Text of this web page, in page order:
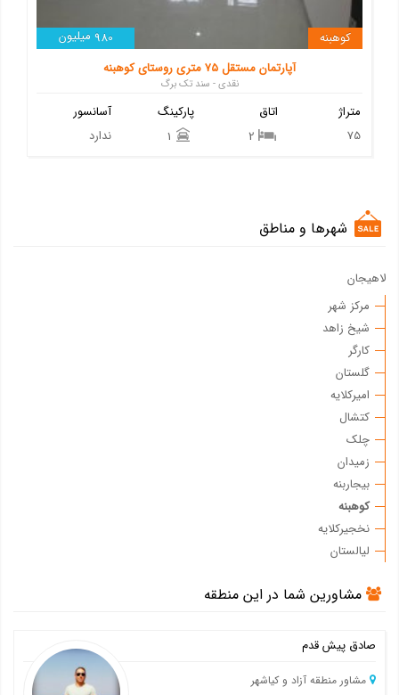
980 میلیون
کوهبنه
آپارتمان مستقل ۷۵ متری روستای کوهبنه
نقدی - سند تک برگ
آسانسور
ندارد
پارکینگ
اتاق
متراژ
75
شهرها و مناطق
لاهیجان
مرکز شهر
شیخ زاهد
کارگر
گلستان
امیرکلایه
کتشال
چلک
زمیدان
بیجاربنه
کوهبنه
نخجیرکلایه
لیالستان
مشاورین شما در این منطقه
صادق پیش قدم
مشاور منطقه آزاد و کیاشهر